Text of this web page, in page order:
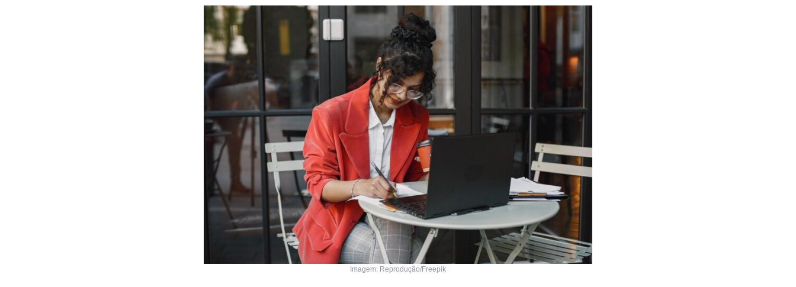
Imagem: Reprodução/Freepik